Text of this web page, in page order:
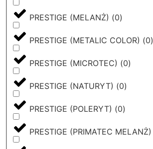
PRESTIGE (MELANŻ) (0)
PRESTIGE (METALIC COLOR) (0)
PRESTIGE (MICROTEC) (0)
PRESTIGE (NATURYT) (0)
PRESTIGE (POLERYT) (0)
PRESTIGE (PRIMATEC MELANŻ)